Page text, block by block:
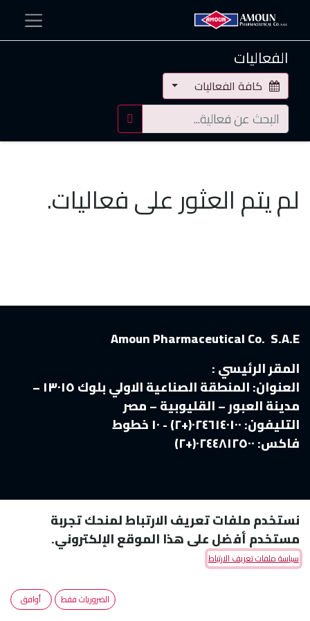
الفعاليات
كافة الفعاليات
لم يتم العثور على فعاليات.
Amoun Pharmaceutical Co. S.A.E
المقر الرئيسي :
العنوان:
المنطقة الصناعية الاولي بلوك ١٣٠١٥ –
مدينة العبور – القليوبية – مصر
التليفون:٠٢٤٦١٤٠١٠٠(+٢) - ١٠ خطوط
فاكس:
Copyright © Amoun Pharmaceutical Co. الْعَرَبيّة
نستخدم ملفات تعريف الارتباط لمنحك تجربة
مستخدم أفضل على هذا الموقع الإلكتروني.
سياسة ملفات تعريف الارتباط
الضروريات فقط أوافق